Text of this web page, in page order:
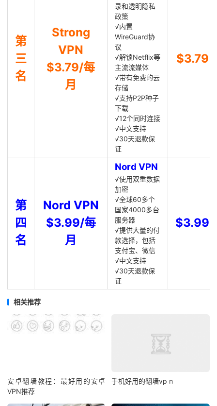
第
三
名
Strong
VPN
$3.79/每
月
录和透明隐私
政策
√内置
WireGuard协
议
√解锁Netflix等
主流流媒体
√带有免费的云
存储
√支持P2P种子
下载
√12个同时连接
√中文支持
√30天退款保
证
$3.79
第
四
名
Nord VPN
$3.99/每
月
Nord VPN
√使用双重数据
加密
√全球60多个
国家4000多台
服务器
√提供大量的付
款选择，包括
支付宝、微信
√中文支持
√30天退款保
证
$3.99
相关推荐
安卓翻墙教程：最好用的安卓
VPN推荐
手机好用的翻墙vp n